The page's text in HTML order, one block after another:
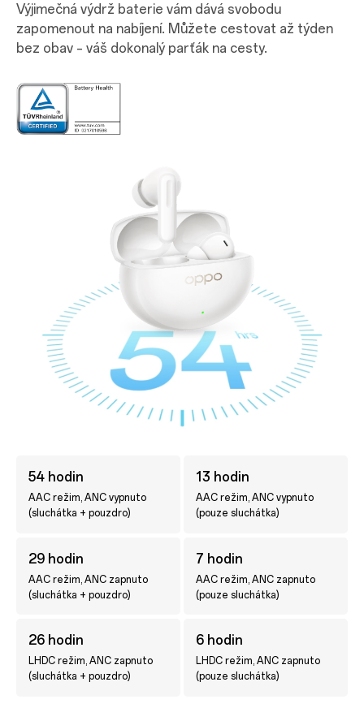
Výjimečná výdrž baterie vám dává svobodu
zapomenout na nabíjení. Můžete cestovat až týden
bez obav – váš dokonalý parťák na cesty.
54 hodin
AAC režim, ANC vypnuto
(sluchátka + pouzdro)
29 hodin
AAC režim, ANC zapnuto
(sluchátka + pouzdro)
26 hodin
LHDC režim, ANC zapnuto
(sluchátka + pouzdro)
13 hodin
AAC režim, ANC vypnuto
(pouze sluchátka)
7 hodin
AAC režim, ANC zapnuto
(pouze sluchátka)
6 hodin
LHDC režim, ANC zapnuto
(pouze sluchátka)